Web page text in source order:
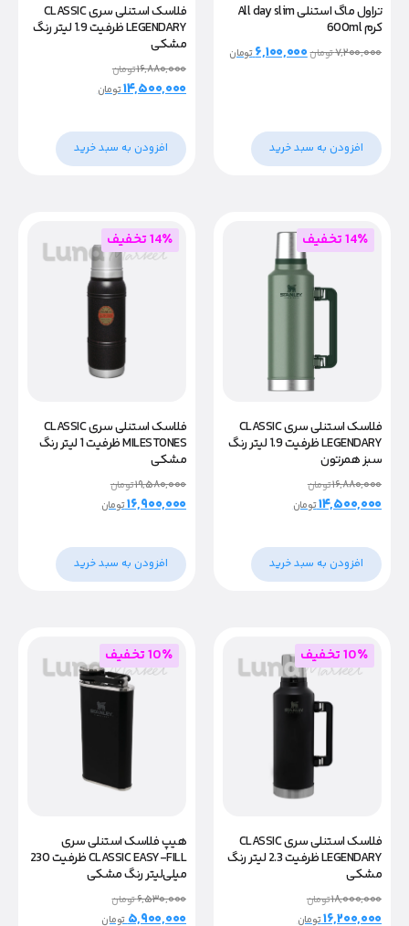
تراول ماگ استنلی All day slim
کرم 600ml
۷,۲۰۰,۰۰۰تومان۶,۱۰۰,۰۰۰تومان
افزودن به سبد خرید
فلاسک استنلی سری CLASSIC
LEGENDARY ظرفیت 1.9 لیتر رنگ
مشکی
۱۶,۸۸۰,۰۰۰تومان
۱۴,۵۰۰,۰۰۰تومان
افزودن به سبد خرید
14٪ تخفیف
فلاسک استنلی سری CLASSIC
LEGENDARY ظرفیت 1.9 لیتر رنگ
سبز همرتون
۱۶,۸۸۰,۰۰۰تومان
۱۴,۵۰۰,۰۰۰تومان
افزودن به سبد خرید
14٪ تخفیف
فلاسک استنلی سری CLASSIC
MILESTONES ظرفیت 1 لیتر رنگ
مشکی
۱۹,۵۸۰,۰۰۰تومان
۱۶,۹۰۰,۰۰۰تومان
افزودن به سبد خرید
10٪ تخفیف
فلاسک استنلی سری CLASSIC
LEGENDARY ظرفیت 2.3 لیتر رنگ
مشکی
۱۸,۰۰۰,۰۰۰تومان
۱۶,۲۰۰,۰۰۰تومان
10٪ تخفیف
هیپ فلاسک استنلی سری
CLASSIC EASY-FILL ظرفیت 230
میلی‌لیتر رنگ مشکی
۶,۵۳۰,۰۰۰تومان
۵,۹۰۰,۰۰۰تومان